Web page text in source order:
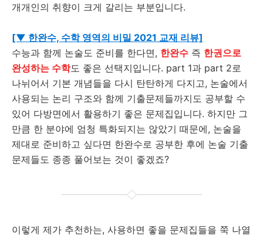
개개인의 취향이 크게 갈리는 부분입니다.
[▼ 한완수, 수학 영역의 비밀 2021 교재 리뷰]
수능과 함께 논술도 준비를 한다면, 한완수 즉 한권으로
완성하는 수학도 좋은 선택지입니다. part 1과 part 2로
나뉘어서 기본 개념들을 다시 탄탄하게 다지고, 논술에서
사용되는 논리 구조와 함께 기출문제들까지도 공부할 수
있어 다방면에서 활용하기 좋은 문제집입니다. 하지만 그
만큼 한 분야에 엄청 특화되지는 않았기 때문에, 논술을
제대로 준비하고 싶다면 한완수로 공부한 후에 논술 기출
문제들도 종종 풀어보는 것이 좋겠죠?
이렇게 제가 추천하는, 사용하면 좋을 문제집들을 쭉 나열